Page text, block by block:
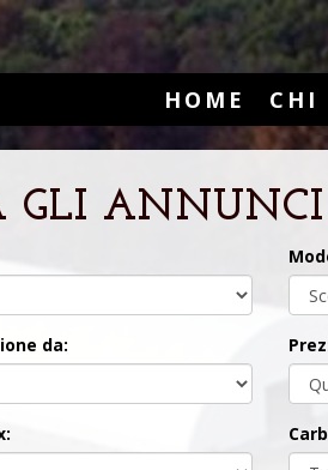
HOME CHI
GLI ANNUNCI
da: